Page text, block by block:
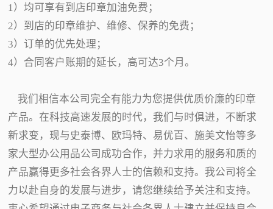
1）均可享有到店印章加油免费；
2）到店的印章维护、维修、保养的免费；
3）订单的优先处理；
4）合同客户账期的延长，高可达3个月。
我们相信本公司完全有能力为您提供优质价廉的印章
产品。在科技高速发展的时代，我们与时俱进，不断求
新求变，现与史泰博、欧玛特、易优百、施美文怡等多
家大型办公用品公司成功合作，并力求用的服务和质的
产品赢得更多社会各界人士的信赖和支持。我公司将全
力以赴自身的发展与进步，请您继续给予关注和支持。